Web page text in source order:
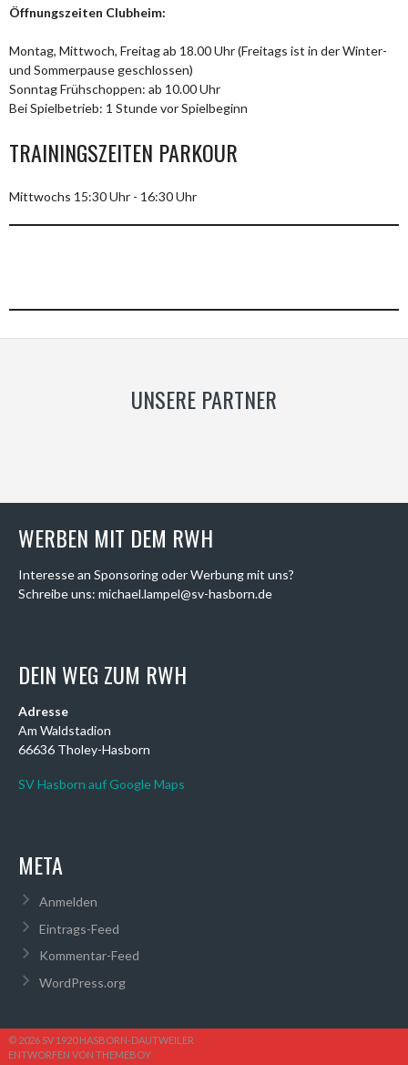
Öffnungszeiten Clubheim:
Montag, Mittwoch, Freitag ab 18.00 Uhr (Freitags ist in der Winter-
und Sommerpause geschlossen)
Sonntag Frühschoppen: ab 10.00 Uhr
Bei Spielbetrieb: 1 Stunde vor Spielbeginn
TRAININGSZEITEN PARKOUR
Mittwochs 15:30 Uhr - 16:30 Uhr
UNSERE PARTNER
WERBEN MIT DEM RWH
Interesse an Sponsoring oder Werbung mit uns?
Schreibe uns: michael.lampel@sv-hasborn.de
DEIN WEG ZUM RWH
Adresse
Am Waldstadion
66636 Tholey-Hasborn
SV Hasborn auf Google Maps
META
Anmelden
Eintrags-Feed
Kommentar-Feed
WordPress.org
© 2026 SV 1920 HASBORN-DAUTWEILER
ENTWORFEN VON THEMEBOY